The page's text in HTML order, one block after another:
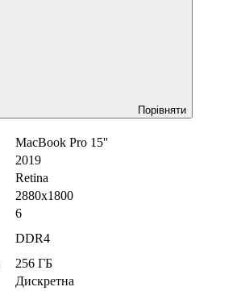
Порівняти
MacBook Pro 15''
2019
Retina
2880х1800
6
DDR4
256 ГБ
Дискретна